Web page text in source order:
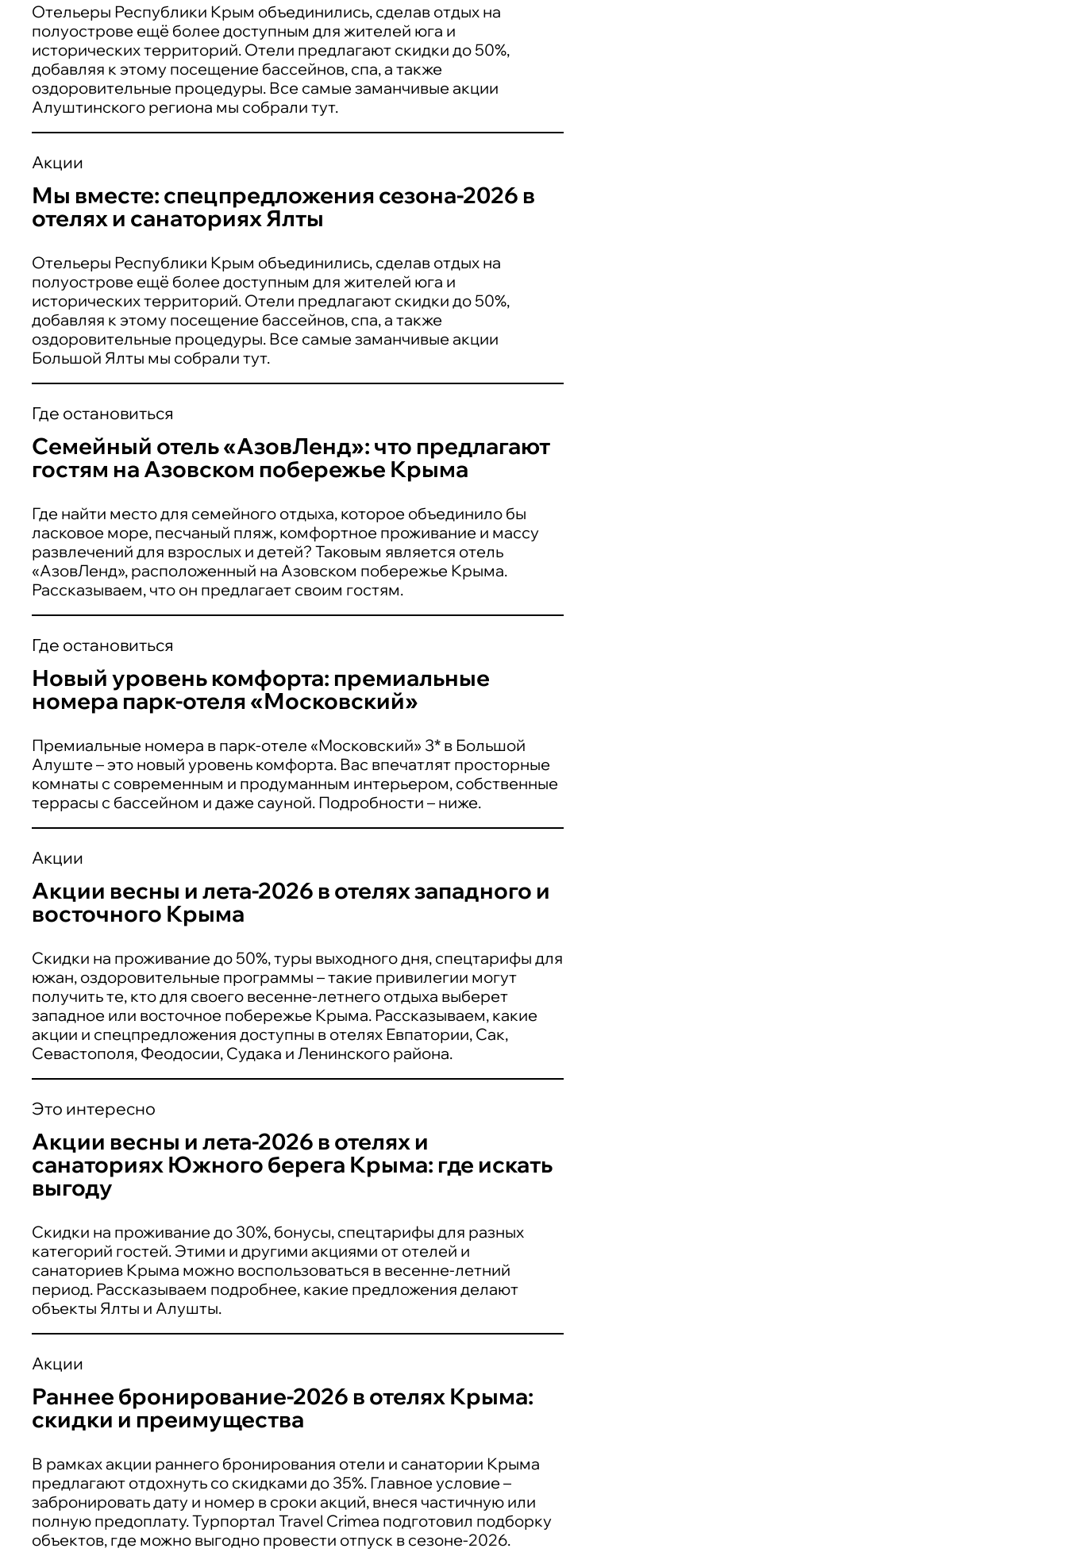
Отельеры Республики Крым объединились, сделав отдых на
полуострове ещё более доступным для жителей юга и
исторических территорий. Отели предлагают скидки до 50%,
добавляя к этому посещение бассейнов, спа, а также
оздоровительные процедуры. Все самые заманчивые акции
Алуштинского региона мы собрали тут.
Акции
Мы вместе: спецпредложения сезона-2026 в
отелях и санаториях Ялты
Отельеры Республики Крым объединились, сделав отдых на
полуострове ещё более доступным для жителей юга и
исторических территорий. Отели предлагают скидки до 50%,
добавляя к этому посещение бассейнов, спа, а также
оздоровительные процедуры. Все самые заманчивые акции
Большой Ялты мы собрали тут.
Где остановиться
Семейный отель «АзовЛенд»: что предлагают
гостям на Азовском побережье Крыма
Где найти место для семейного отдыха, которое объединило бы
ласковое море, песчаный пляж, комфортное проживание и массу
развлечений для взрослых и детей? Таковым является отель
«АзовЛенд», расположенный на Азовском побережье Крыма.
Рассказываем, что он предлагает своим гостям.
Где остановиться
Новый уровень комфорта: премиальные
номера парк-отеля «Московский»
Премиальные номера в парк-отеле «Московский» 3* в Большой
Алуште – это новый уровень комфорта. Вас впечатлят просторные
комнаты с современным и продуманным интерьером, собственные
террасы с бассейном и даже сауной. Подробности – ниже.
Акции
Акции весны и лета-2026 в отелях западного и
восточного Крыма
Скидки на проживание до 50%, туры выходного дня, спецтарифы для
южан, оздоровительные программы – такие привилегии могут
получить те, кто для своего весенне-летнего отдыха выберет
западное или восточное побережье Крыма. Рассказываем, какие
акции и спецпредложения доступны в отелях Евпатории, Сак,
Севастополя, Феодосии, Судака и Ленинского района.
Это интересно
Акции весны и лета-2026 в отелях и
санаториях Южного берега Крыма: где искать
выгоду
Скидки на проживание до 30%, бонусы, спецтарифы для разных
категорий гостей. Этими и другими акциями от отелей и
санаториев Крыма можно воспользоваться в весенне-летний
период. Рассказываем подробнее, какие предложения делают
объекты Ялты и Алушты.
Акции
Раннее бронирование-2026 в отелях Крыма:
скидки и преимущества
В рамках акции раннего бронирования отели и санатории Крыма
предлагают отдохнуть со скидками до 35%. Главное условие –
забронировать дату и номер в сроки акций, внеся частичную или
полную предоплату. Турпортал Travel Crimea подготовил подборку
объектов, где можно выгодно провести отпуск в сезоне-2026.